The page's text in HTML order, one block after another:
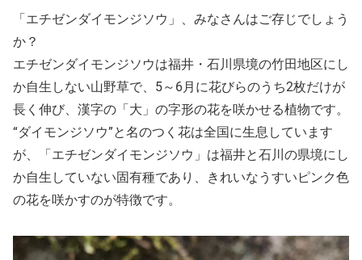
「エチゼンダイモンジソウ」、みなさんはご存じでしょう
か？
エチゼンダイモンジソウは福井・石川県境の竹田地区にし
か自生しない山野草で、5～6月に花びらのうち2枚だけが
長く伸び、漢字の「大」の字形の花を咲かせる植物です。
“ダイモンジソウ”と名のつく花は全国に生息しています
が、「エチゼンダイモンジソウ」は福井と石川の県境にし
か自生していない固有種であり、きれいなうすいピンク色
の花を咲かすのが特徴です。